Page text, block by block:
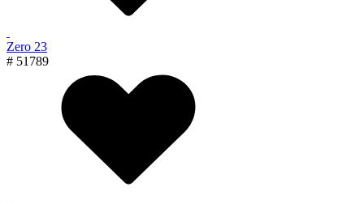
Zero 23
# 51789